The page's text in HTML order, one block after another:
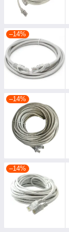
–14%
–14%
–14%